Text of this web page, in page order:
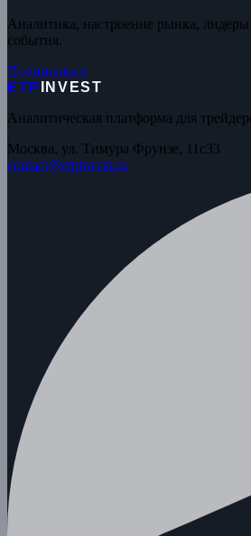
Аналитика, настроение рынка,
события.
Подписаться
ETP
INVEST
Аналитическая платформа для
Москва, ул. Тимура Фрунзе, 11с33
contact@etpinvest.ru